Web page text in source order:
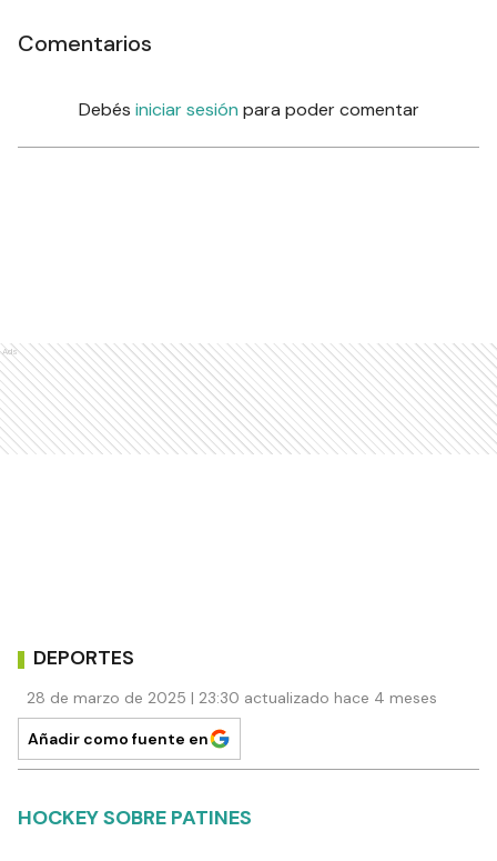
Comentarios
Debés iniciar sesión para poder comentar
Ads
DEPORTES
28 de marzo de 2025 | 23:30 actualizado hace 4 meses
Añadir como fuente en
HOCKEY SOBRE PATINES